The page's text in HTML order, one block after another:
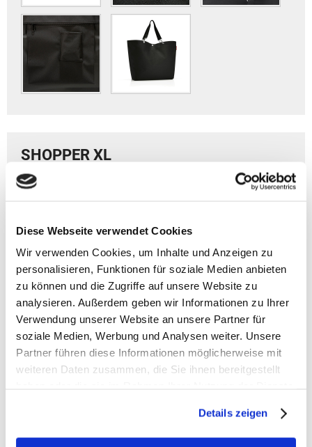
Diese Webseite verwendet Cookies
Wir verwenden Cookies, um Inhalte und Anzeigen zu
personalisieren, Funktionen für soziale Medien anbieten
zu können und die Zugriffe auf unsere Website zu
analysieren. Außerdem geben wir Informationen zu Ihrer
Verwendung unserer Website an unsere Partner für
soziale Medien, Werbung und Analysen weiter. Unsere
Partner führen diese Informationen möglicherweise mit
weiteren Daten zusammen, die Sie ihnen bereitgestellt
Details zeigen
SHOPPER XL
> Artikelbeschreibung Reisenthel SHOPPER XL
- Gewicht: ca. 750 g
- Zuverlässiger Allrounder für Freizeit, Stadtbummel
und Einkauf.
- Zwei robuste Trageriemen mit stabilen
Karabinerhaken.
- Reißverschluss über die gesamte Breite für leichtes
Öffnen und Schließen.
- Innen ein Reißverschlussfach für Wertsachen.
> Material: Gefertigt aus hochwertigem,